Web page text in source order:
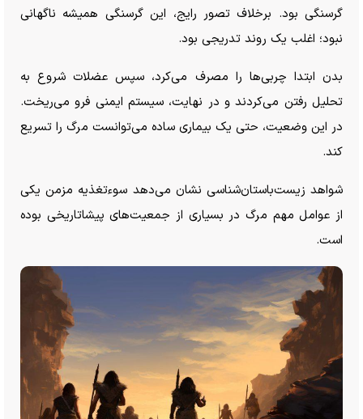
گرسنگی بود. برخلاف تصور رایج، این گرسنگی همیشه ناگهانی
نبود؛ اغلب یک روند تدریجی بود.
بدن ابتدا چربی‌ها را مصرف می‌کرد، سپس عضلات شروع به
تحلیل رفتن می‌کردند و در نهایت، سیستم ایمنی فرو می‌ریخت.
در این وضعیت، حتی یک بیماری ساده می‌توانست مرگ را تسریع
کند.
شواهد زیست‌باستان‌شناسی نشان می‌دهد سوءتغذیه مزمن یکی
از عوامل مهم مرگ در بسیاری از جمعیت‌های پیشاتاریخی بوده
است.